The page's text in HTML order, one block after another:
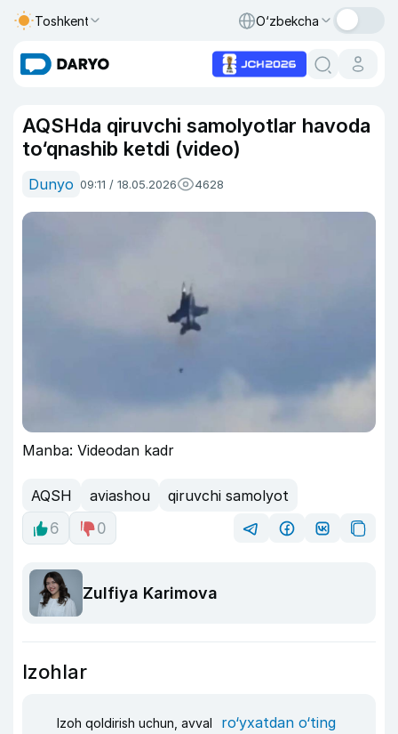
Toshkent O‘zbekcha
AQSHda qiruvchi samolyotlar havoda
to‘qnashib ketdi (video)
Dunyo 09:11 / 18.05.2026 4628
Manba: Videodan kadr
AQSH aviashou
qiruvchi samolyot
6
0
Zulfiya Karimova
Izohlar
Izoh qoldirish uchun, avval ro‘yxatdan o‘ting